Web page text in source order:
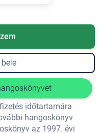
időtartamára
hangoskönyv
az 1997. évi